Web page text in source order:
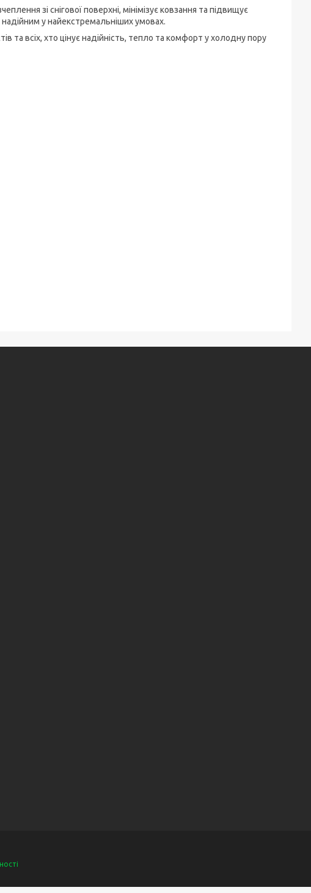
зі снігової поверхні, мінімізує ковзання та підвищує
надійним у найекстремальніших умовах.
та всіх, хто цінує надійність, тепло та комфорт у холодну пору